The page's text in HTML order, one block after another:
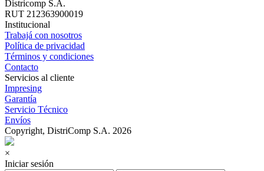
Districomp S.A.
RUT 212363900019
Institucional
Trabajá con nosotros
Política de privacidad
Términos y condiciones
Contacto
Servicios al cliente
Impresing
Garantía
Servicio Técnico
Envíos
Copyright, DistriComp S.A. 2026
×
Iniciar sesión